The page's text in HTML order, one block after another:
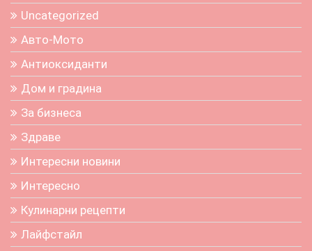
Uncategorized
Авто-Мото
Антиоксиданти
Дом и градина
За бизнеса
Здраве
Интересни новини
Интересно
Кулинарни рецепти
Лайфстайл